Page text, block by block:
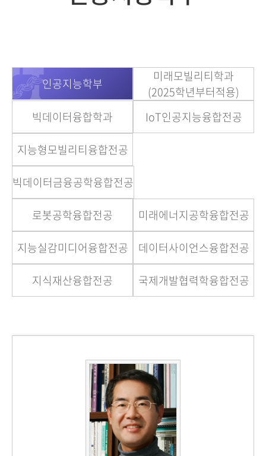
인공지능학부
미래모빌리티학과
(2025학년부터적용)
빅데이터융합학과
IoT인공지능융합전공
지능형모빌리티융합전공
빅데이터금융공학융합전공
로봇공학융합전공 미래에너지공학융합전공
지능실감미디어융합전공 데이터사이언스융합전공
지식재산융합전공 국제개발협력학융합전공